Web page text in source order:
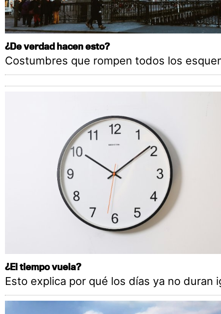
¿De verdad hacen esto?
Costumbres que rompen todos los
¿El tiempo vuela?
Esto explica por qué los días ya no duran